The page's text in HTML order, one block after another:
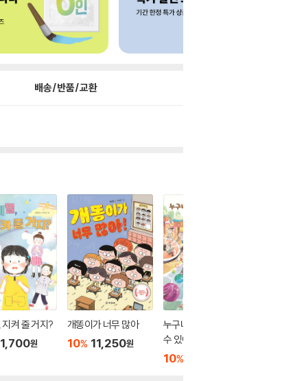
배송/반품/교환
지켜 줄 거지?
원
개똥이가 너무 많아
10% 11,250원
누구나 놀이터에서 놀
수 있어!
10%